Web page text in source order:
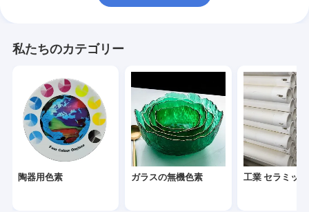
私たちのカテゴリー
陶器用色素 ガラスの無機色素 工業 セラミッ